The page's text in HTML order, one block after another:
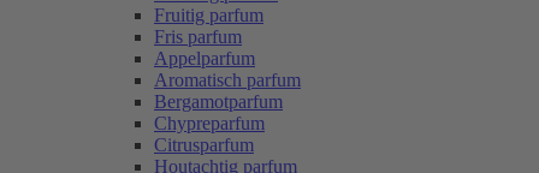
Fruitig parfum
Fris parfum
Appelparfum
Aromatisch parfum
Bergamotparfum
Chypreparfum
Citrusparfum
Houtachtig parfum